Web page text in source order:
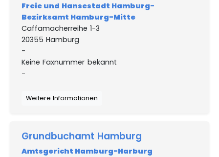
Freie und Hansestadt Hamburg-
Bezirksamt Hamburg-Mitte
Caffamacherreihe 1-3
20355 Hamburg
-
Keine Faxnummer bekannt
-
Weitere Informationen
Grundbuchamt Hamburg
Amtsgericht Hamburg-Harburg